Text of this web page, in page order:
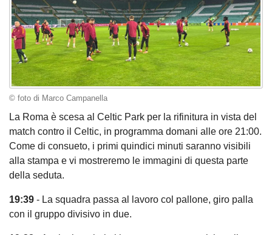
© foto di Marco Campanella
La Roma è scesa al Celtic Park per la rifinitura in vista del
match contro il Celtic, in programma domani alle ore 21:00.
Come di consueto, i primi quindici minuti saranno visibili
alla stampa e vi mostreremo le immagini di questa parte
della seduta.
19:39 - La squadra passa al lavoro col pallone, giro palla
con il gruppo divisivo in due.